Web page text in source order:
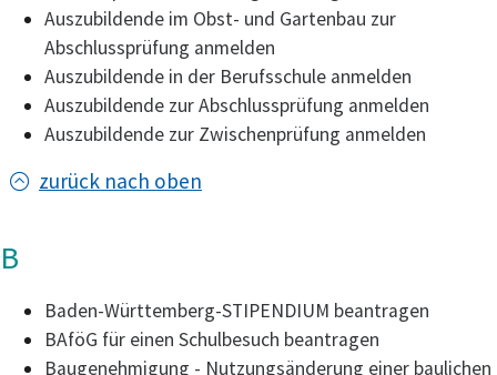
Auszubildende im Obst- und Gartenbau zur
Abschlussprüfung anmelden
Auszubildende in der Berufsschule anmelden
Auszubildende zur Abschlussprüfung anmelden
Auszubildende zur Zwischenprüfung anmelden
zurück nach oben
B
Baden-Württemberg-STIPENDIUM beantragen
BAföG für einen Schulbesuch beantragen
Baugenehmigung - Nutzungsänderung einer baulichen